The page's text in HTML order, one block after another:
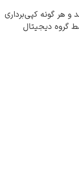
کپی‌برداری
دیجیتال